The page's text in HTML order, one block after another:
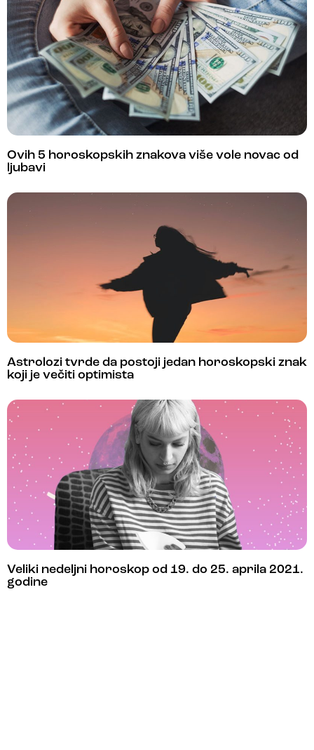
Ovih 5 horoskopskih znakova više vole novac od
ljubavi
Astrolozi tvrde da postoji jedan horoskopski znak
koji je večiti optimista
Veliki nedeljni horoskop od 19. do 25. aprila 2021.
godine